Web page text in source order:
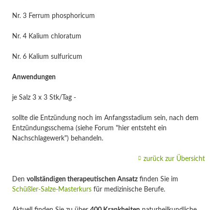
Nr. 3 Ferrum phosphoricum
Nr. 4 Kalium chloratum
Nr. 6 Kalium sulfuricum
Anwendungen
je Salz 3 x 3 Stk/Tag -
sollte die Entzündung noch im Anfangsstadium sein, nach dem
Entzündungsschema (siehe Forum "hier entsteht ein
Nachschlagewerk") behandeln.
zurück zur Übersicht
Den vollständigen therapeutischen Ansatzfinden Sie im
Schüßler-Salze-Masterkursfür medizinische Berufe.